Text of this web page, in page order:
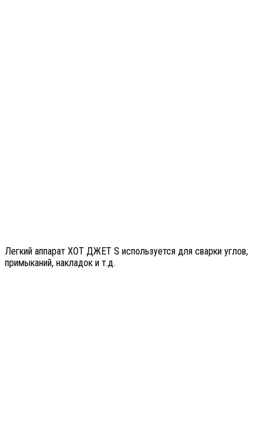
Легкий аппарат ХОТ ДЖЕТ S используется для сварки углов,
примыканий, накладок и т.д.